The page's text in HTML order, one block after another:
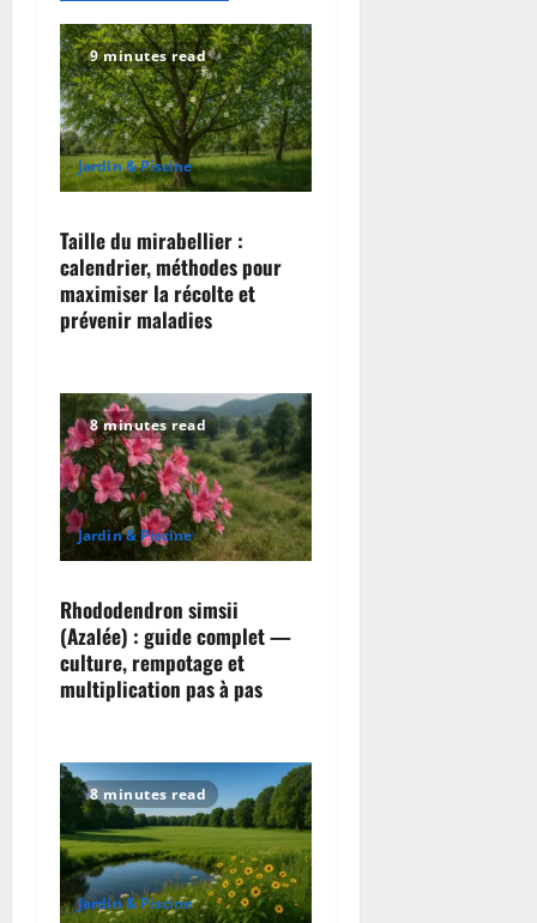
i
g
a
t
i
o
n
9 minutes read
Jardin & Piscine
Taille du mirabellier :
calendrier, méthodes pour
maximiser la récolte et
prévenir maladies
8 minutes read
Jardin & Piscine
Rhododendron simsii
(Azalée) : guide complet —
culture, rempotage et
multiplication pas à pas
8 minutes read
Jardin & Piscine